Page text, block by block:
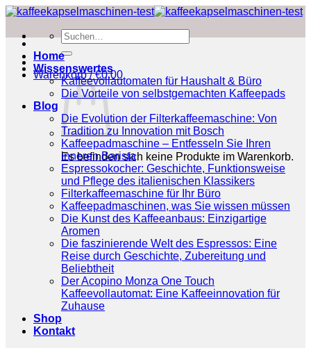
Zum
springen
Suchen
nach:
Warenkorb /€0.00
Es befinden sich keine Produkte im Warenkorb.
Home
Wissenswertes
Kaffeevollautomaten für Haushalt & Büro
Die Vorteile von selbstgemachten Kaffeepads
Blog
Die Evolution der Filterkaffeemaschine: Von
Tradition zu Innovation mit Bosch
Kaffeepadmaschine – Entfesseln Sie Ihren
inneren Barista
Espressokocher: Geschichte, Funktionsweise
und Pflege des italienischen Klassikers
Filterkaffeemaschine für Ihr Büro
Kaffeepadmaschinen, was Sie wissen müssen
Die Kunst des Kaffeeanbaus: Einzigartige
Aromen
Die faszinierende Welt des Espressos: Eine
Reise durch Geschichte, Zubereitung und
Beliebtheit
Der Acopino Monza One Touch
Kaffeevollautomat: Eine Kaffeeinnovation für
Zuhause
Shop
Kontakt